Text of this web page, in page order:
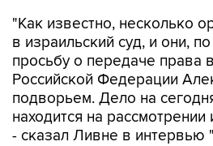
"Как известно, несколько
в израильский суд, и они,
просьбу о передаче права
Российской Федерации
подворьем. Дело на
находится на рассмотрении
- сказал Ливне в интервью